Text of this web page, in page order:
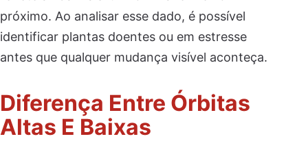
próximo. Ao analisar esse dado, é possível
identificar plantas doentes ou em estresse
antes que qualquer mudança visível aconteça.
Diferença Entre Órbitas
Altas E Baixas